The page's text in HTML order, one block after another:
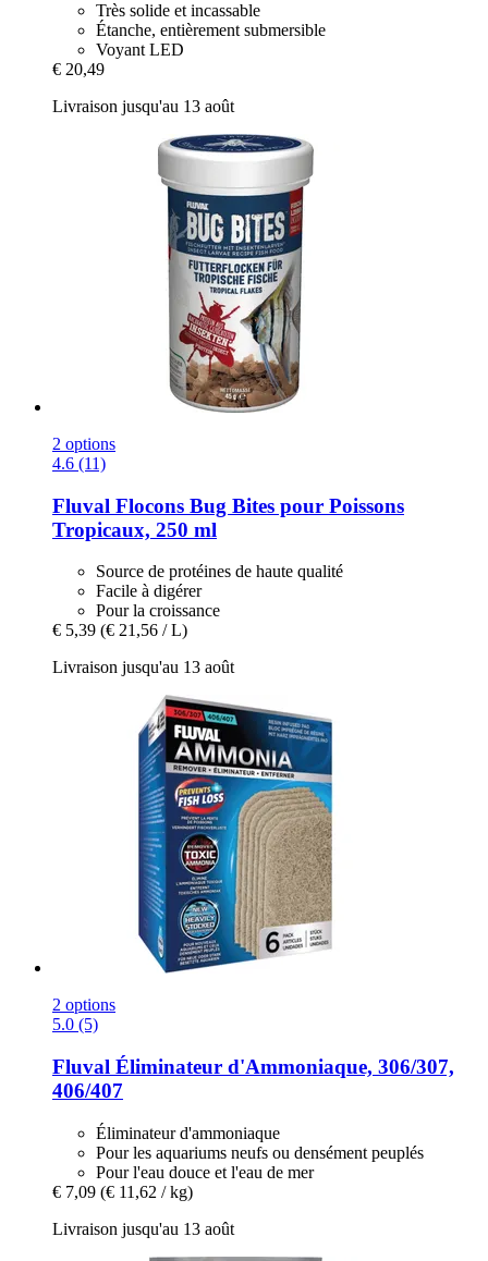
Très solide et incassable
Étanche, entièrement submersible
Voyant LED
€ 20,49
Livraison jusqu'au 13 août
2 options
4.6 (11)
Fluval Flocons Bug Bites pour Poissons
Tropicaux, 250 ml
Source de protéines de haute qualité
Facile à digérer
Pour la croissance
€ 5,39 (€ 21,56 / L)
Livraison jusqu'au 13 août
2 options
5.0 (5)
Fluval Éliminateur d'Ammoniaque, 306/307,
406/407
Éliminateur d'ammoniaque
Pour les aquariums neufs ou densément peuplés
Pour l'eau douce et l'eau de mer
€ 7,09 (€ 11,62 / kg)
Livraison jusqu'au 13 août